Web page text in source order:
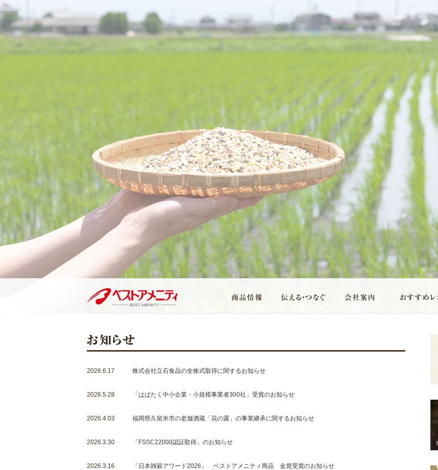
2026.6.17 株式会社立石食品の全株式取得に関するお知らせ
2026.5.28 「はばたく中小企業・小規模事業者300社」受賞のお知らせ
2026.4.03 福岡県久留米市の老舗酒蔵「花の露」の事業継承に関するお知らせ
2026.3.30 「FSSC22000認証取得」のお知らせ
2026.3.16 「日本雑穀アワード2026」 ベストアメニティ商品 金賞受賞のお知らせ